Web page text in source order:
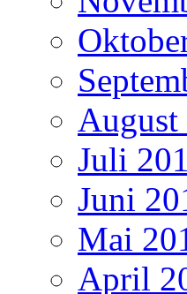
August
Juli
Juni
Mai
April